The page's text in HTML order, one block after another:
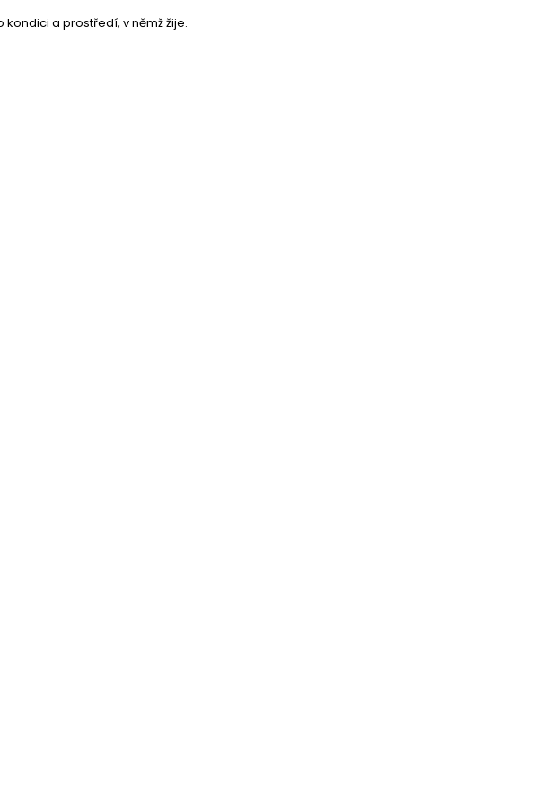
kondici a prostředí, v němž žije.